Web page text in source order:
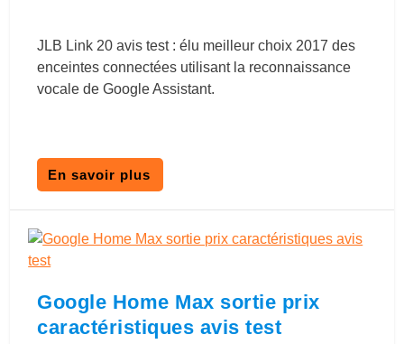
JLB Link 20 avis test : élu meilleur choix 2017 des
enceintes connectées utilisant la reconnaissance
vocale de Google Assistant.
En savoir plus
Google Home Max sortie prix
caractéristiques avis test